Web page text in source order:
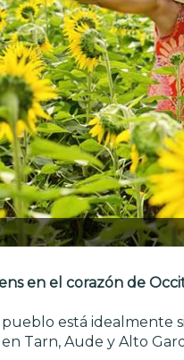
en el corazón de
está idealmente
Tarn, Aude y Alto